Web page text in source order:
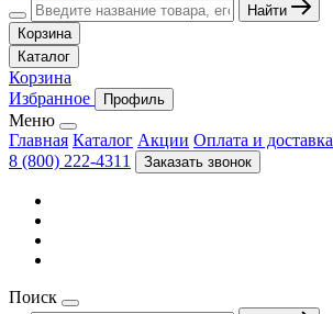
Найти
Корзина
Каталог
Корзина
Избранное
Профиль
Меню
Главная Каталог Акции Оплата и доставка
8 (800) 222-4311
Заказать звонок
Поиск